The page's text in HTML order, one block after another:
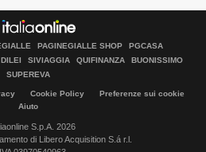
PAGINEGIALLE SHOP
PGCASA
DILEI SIVIAGGIA QUIFINANZA
BUONISSIMO
SUPEREVA
Cookie Policy
Preferenze sui cookie
Aiuto
S.p.A. 2026
di Libero Acquisition S.á r.l.